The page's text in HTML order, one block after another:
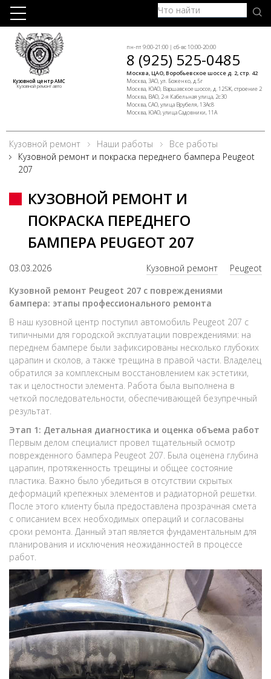
Кузовной центр АМС
Кузовной ремонт авто
пн-пт 9:00-21:00 | сб-вс 10:00-20:00
8 (925) 525-0485
Москва, ЦАО, Воробьевское шоссе д. 2, стр. 42
Москва, ЗАО, ул. Боженко, д.5г
Москва, ЮАО, Варшавское шоссе, д. 125Ж, строение 2
Москва, ВАО, 2-я Кабельная улица, 2с30
Москва, САО, улица Врубеля, 13Ас8
Москва, ЮАО, улица Садовники, 11А
Кузовной ремонт Наши работы
Все работы
Кузовной ремонт и покраска переднего бампера Peugeot
207
КУЗОВНОЙ РЕМОНТ И
ПОКРАСКА ПЕРЕДНЕГО
БАМПЕРА PEUGEOT 207
03.03.2026 Кузовной ремонт
Peugeot
Кузовной ремонт Peugeot 207 с повреждениями
бампера: этапы профессионального ремонта
В наш кузовной центр поступил автомобиль Peugeot 207 с
типичными для городской эксплуатации повреждениями: на
переднем бампере были зафиксированы несколько глубоких
царапин и сколов, а также трещина в правой части. Владелец
обратился за комплексным восстановлением как эстетики,
так и целостности элемента. Работа была выполнена в
четкой последовательности, обеспечивающей безупречный
результат.
Этап 1: Детальная диагностика и оценка объема работ
Первым делом специалист провел тщательный осмотр
поврежденного бампера Peugeot 207. Была оценена глубина
царапин, протяженность трещины и общее состояние
пластика. Важно было убедиться в отсутствии скрытых
деформаций крепежных элементов и радиаторной решетки.
После этого клиенту была предоставлена прозрачная смета
с описанием всех необходимых операций и согласованы
сроки ремонта. Данный этап является фундаментальным для
планирования и исключения неожиданностей в процессе
работ.